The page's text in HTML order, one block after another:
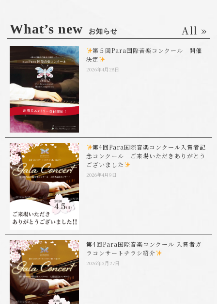
What’s new お知らせ All »
第５回Para国際音楽コンクール 開催
決定
2026年4月28日
第4回Para国際音楽コンクール入賞者記
念コンクール ご来場いただきありがとう
ございました
2026年4月9日
第4回Para国際音楽コンクール 入賞者ガ
ラコンサートチラシ紹介
2026年3月27日